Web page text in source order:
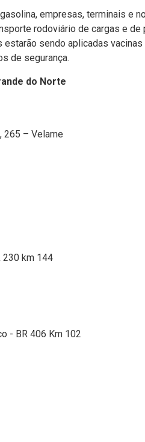
empresas, terminais e
rodoviário de cargas e de
sendo aplicadas
de segurança.
do Norte
265 – Velame
230 km 144
- BR 406 Km 102